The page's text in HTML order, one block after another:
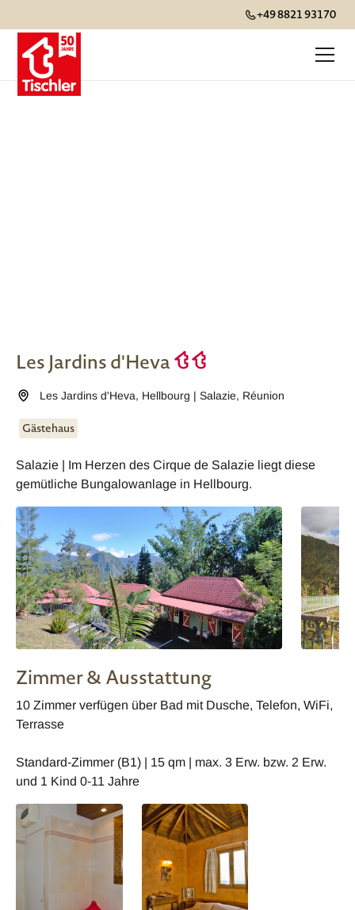
+49 8821 93170
Les Jardins d'Heva
Les Jardins d'Heva, Hellbourg | Salazie, Réunion
Gästehaus
Salazie | Im Herzen des Cirque de Salazie liegt diese
gemütliche Bungalowanlage in Hellbourg.
Zimmer & Ausstattung
10 Zimmer verfügen über Bad mit Dusche, Telefon, WiFi,
Terrasse
Standard-Zimmer (B1) | 15 qm | max. 3 Erw. bzw. 2 Erw.
und 1 Kind 0-11 Jahre